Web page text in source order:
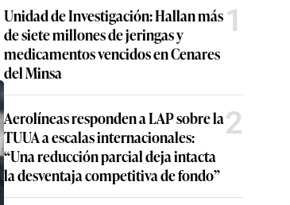
Unidad de Investigación: Hallan más
de siete millones de jeringas y
medicamentos vencidos en Cenares
del Minsa
1
Aerolíneas responden a LAP sobre la
TUUA a escalas internacionales:
“Una reducción parcial deja intacta
la desventaja competitiva de fondo”
2